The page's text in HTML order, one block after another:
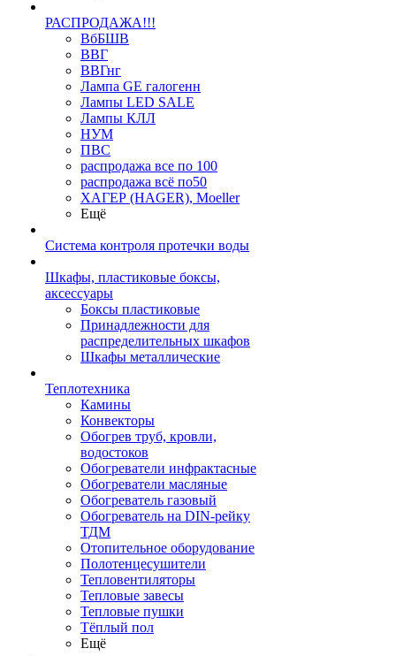
РАСПРОДАЖА!!!
ВбБШВ
ВВГ
ВВГнг
Лампа GE галогенн
Лампы LED SALE
Лампы КЛЛ
НУМ
ПВС
распродажа все по 100
распродажа всё по50
ХАГЕР (HAGER), Moeller
Ещё
Система контроля протечки воды
Шкафы, пластиковые боксы,
аксессуары
Боксы пластиковые
Принадлежности для
распределительных шкафов
Шкафы металлические
Теплотехника
Камины
Конвекторы
Обогрев труб, кровли,
водостоков
Обогреватели инфрактасные
Обогреватели масляные
Обогреватель газовый
Обогреватель на DIN-рейку
ТДМ
Отопительное оборудование
Полотенцесушители
Тепловентиляторы
Тепловые завесы
Тепловые пушки
Тёплый пол
Ещё